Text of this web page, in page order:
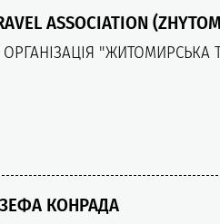
ASSOCIATION
"ЖИТОМИРСЬКА
КОНРАДА